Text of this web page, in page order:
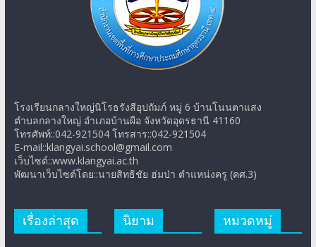
โรงเรียนกลางใหญ่นิโรธรังสีอุปถัมภ์ หมู่ 6 บ้านโนนตาแสง
ตำบลกลางใหญ่ อำเภอบ้านผือ จังหวัดอุดรธานี 41160
โทรศัพท์::042-921504 โทรสาร::042-921504
E-mail::klangyai.school@gmail.com
เว็บไซต์::www.klangyai.ac.th
พัฒนาเว็บไซต์โดย::นายสิทธิชัย ฮ่มป่า ตำแหน่งครู (คศ.3)
เรื่องล่าสุด นิยาม หมวดหมู่